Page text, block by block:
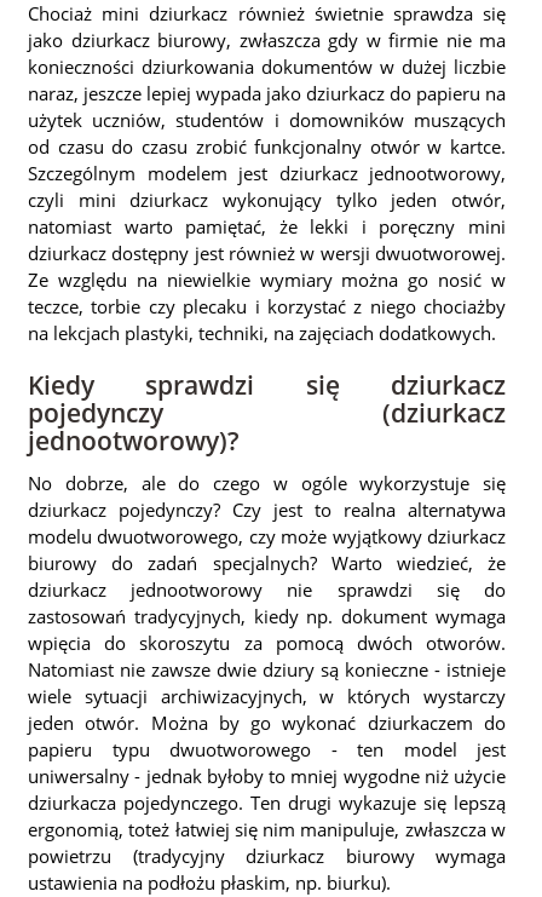
Chociaż mini dziurkacz również świetnie sprawdza się
jako dziurkacz biurowy, zwłaszcza gdy w firmie nie ma
konieczności dziurkowania dokumentów w dużej liczbie
naraz, jeszcze lepiej wypada jako dziurkacz do papieru na
użytek uczniów, studentów i domowników muszących
od czasu do czasu zrobić funkcjonalny otwór w kartce.
Szczególnym modelem jest dziurkacz jednootworowy,
czyli mini dziurkacz wykonujący tylko jeden otwór,
natomiast warto pamiętać, że lekki i poręczny mini
dziurkacz dostępny jest również w wersji dwuotworowej.
Ze względu na niewielkie wymiary można go nosić w
teczce, torbie czy plecaku i korzystać z niego chociażby
na lekcjach plastyki, techniki, na zajęciach dodatkowych.
Kiedy sprawdzi się dziurkacz
pojedynczy (dziurkacz
jednootworowy)?
No dobrze, ale do czego w ogóle wykorzystuje się
dziurkacz pojedynczy? Czy jest to realna alternatywa
modelu dwuotworowego, czy może wyjątkowy dziurkacz
biurowy do zadań specjalnych? Warto wiedzieć, że
dziurkacz jednootworowy nie sprawdzi się do
zastosowań tradycyjnych, kiedy np. dokument wymaga
wpięcia do skoroszytu za pomocą dwóch otworów.
Natomiast nie zawsze dwie dziury są konieczne - istnieje
wiele sytuacji archiwizacyjnych, w których wystarczy
jeden otwór. Można by go wykonać dziurkaczem do
papieru typu dwuotworowego - ten model jest
uniwersalny - jednak byłoby to mniej wygodne niż użycie
dziurkacza pojedynczego. Ten drugi wykazuje się lepszą
ergonomią, toteż łatwiej się nim manipuluje, zwłaszcza w
powietrzu (tradycyjny dziurkacz biurowy wymaga
ustawienia na podłożu płaskim, np. biurku).